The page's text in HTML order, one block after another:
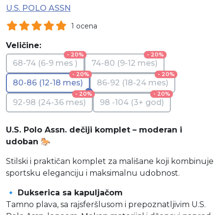
U.S. POLO ASSN
1 ocena
Veličine:
- 20%
68-74 (6-9 mes )
- 20%
74-80 (9-12 mes)
- 20%
80-86 (12-18 mes)
- 20%
86-92 (18-24 mes)
- 20%
92-98 (24-36 mes)
- 20%
98 -104 (3+ god)
U.S. Polo Assn. dečiji komplet – moderan i
udoban 🐎
Stilski i praktičan komplet za mališane koji kombinuje
sportsku eleganciju i maksimalnu udobnost.
🔹 Dukserica sa kapuljačom
Tamno plava, sa rajsferšlusom i prepoznatljivim U.S.